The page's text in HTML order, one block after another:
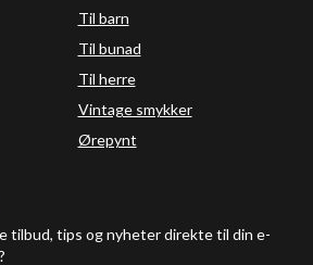
Til barn
Til bunad
Til herre
Vintage smykker
Ørepynt
tilbud, tips og nyheter direkte til din e-